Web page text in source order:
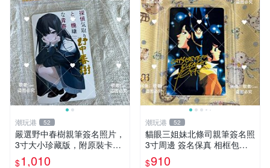
潮玩港 52
嚴選野中春樹親筆簽名照片，
3寸大小珍藏版，附原裝卡
磚。青春探偵迷必收！ 青春
$1,010
潮玩港 52
貓眼三姐妹北條司親筆簽名照
3寸周邊 簽名保真 相框包裝
貓眼三姐妹 北條司 周邊 貓眼
$910